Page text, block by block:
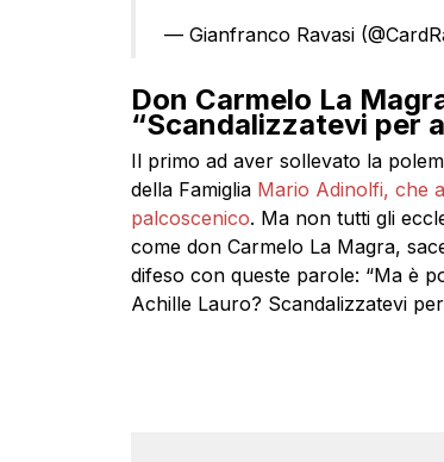
— Gianfranco Ravasi
Don Carmelo La
“Scandalizzatevi per
Il primo ad aver sollevato la
della Famiglia Mario Adinolfi, che
palcoscenico. Ma non tutti gli
come don Carmelo La Magra,
difeso con queste parole: “Ma è
Achille Lauro? Scandalizzatevi